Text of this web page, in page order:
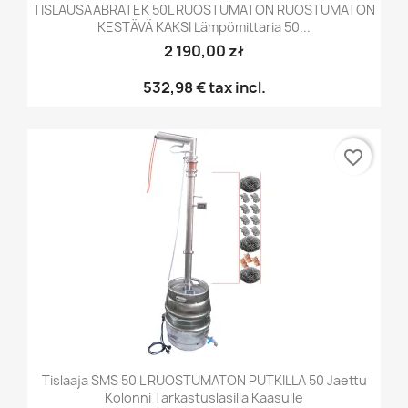
TISLAUSAABRATEK 50L RUOSTUMATON RUOSTUMATON
KESTÄVÄ KAKSI Lämpömittaria 50...
2 190,00 zł
532,98 €tax incl.
Tislaaja SMS 50 L RUOSTUMATON PUTKILLA 50 Jaettu
Kolonni Tarkastuslasilla Kaasulle
favorite_border